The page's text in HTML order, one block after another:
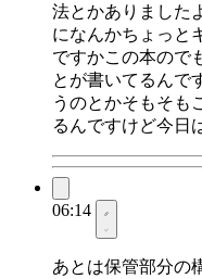
法とかありました
になんかちょっと
ですかこの本ので
とが書いてるんで
うのとかそもそも
るんですけど今日
06:14
あとは保管部分の